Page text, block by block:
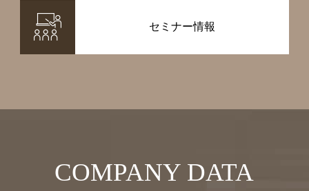
セミナー情報
COMPANY DATA